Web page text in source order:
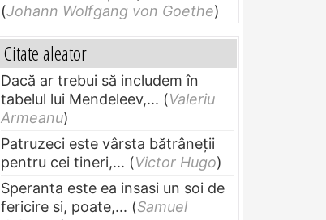
(Johann Wolfgang von Goethe)
Citate aleator
Dacă ar trebui să includem în
tabelul lui Mendeleev,... (Valeriu
Armeanu)
Patruzeci este vârsta bătrâneții
pentru cei tineri,... (Victor Hugo)
Speranta este ea insasi un soi de
fericire si, poate,... (Samuel